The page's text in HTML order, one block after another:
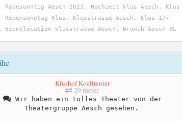
Räbesunntig Aesch 2023, Hochzeit klus Aesch, Klus
Rebensonntag Klus, Klusstrasse Aesch, Klus 177
Eventlocation klusstrasse Aesch, Brunch Aesch BL
Klushof Koellreuter
29 meter
Wir haben ein tolles Theater von der
Theatergruppe Aesch gesehen.